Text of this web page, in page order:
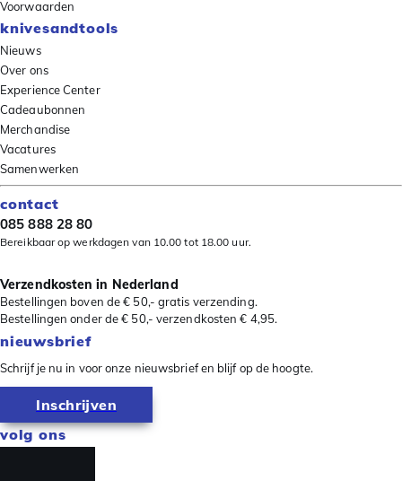
Voorwaarden
knivesandtools
Nieuws
Over ons
Experience Center
Cadeaubonnen
Merchandise
Vacatures
Samenwerken
contact
085 888 28 80
Bereikbaar op werkdagen van 10.00 tot 18.00 uur.
Verzendkosten in Nederland
Bestellingen boven de € 50,- gratis verzending.
Bestellingen onder de € 50,- verzendkosten € 4,95.
nieuwsbrief
Schrijf je nu in voor onze nieuwsbrief en blijf op de hoogte.
Inschrijven
volg ons